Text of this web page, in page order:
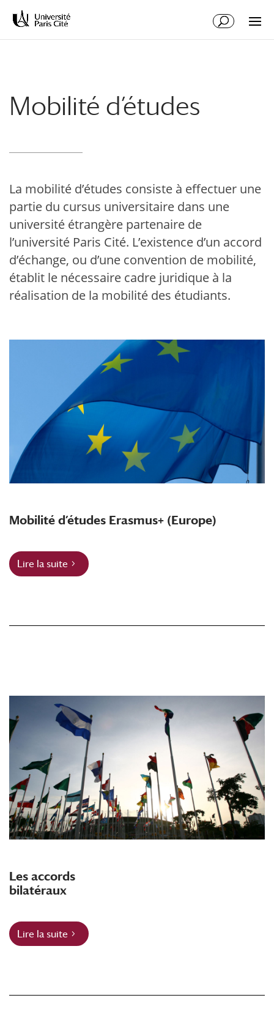
Mobilité d’études
La mobilité d’études consiste à effectuer une
partie du cursus universitaire dans une
université étrangère partenaire de
l’université Paris Cité. L’existence d’un accord
d’échange, ou d’une convention de mobilité,
établit le nécessaire cadre juridique à la
réalisation de la mobilité des étudiants.
Mobilité d’études Erasmus+ (Europe)
Lire la suite
Les accords
bilatéraux
Lire la suite